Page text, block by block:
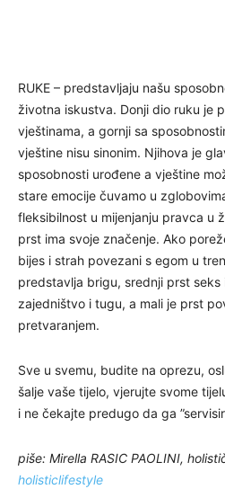
RUKE – predstavljaju našu
životna iskustva. Donji dio ruku je
vještinama, a gornji sa
vještine nisu sinonim. Njihova je
sposobnosti urođene a vještine
stare emocije čuvamo u
fleksibilnost u mijenjanju pravca u
prst ima svoje značenje. Ako
bijes i strah povezani s egom u
predstavlja brigu, srednji prst seks
zajedništvo i tugu, a mali je prst
pretvaranjem.
Sve u svemu, budite na oprezu,
šalje vaše tijelo, vjerujte svome
i ne čekajte predugo da ga
piše: Mirella RASIC PAOLINI,
holisticlifestyle